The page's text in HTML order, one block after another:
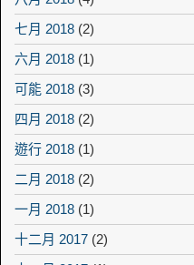
七月 2018 (2)
六月 2018 (1)
可能 2018 (3)
四月 2018 (2)
遊行 2018 (1)
二月 2018 (2)
一月 2018 (1)
十二月 2017 (2)